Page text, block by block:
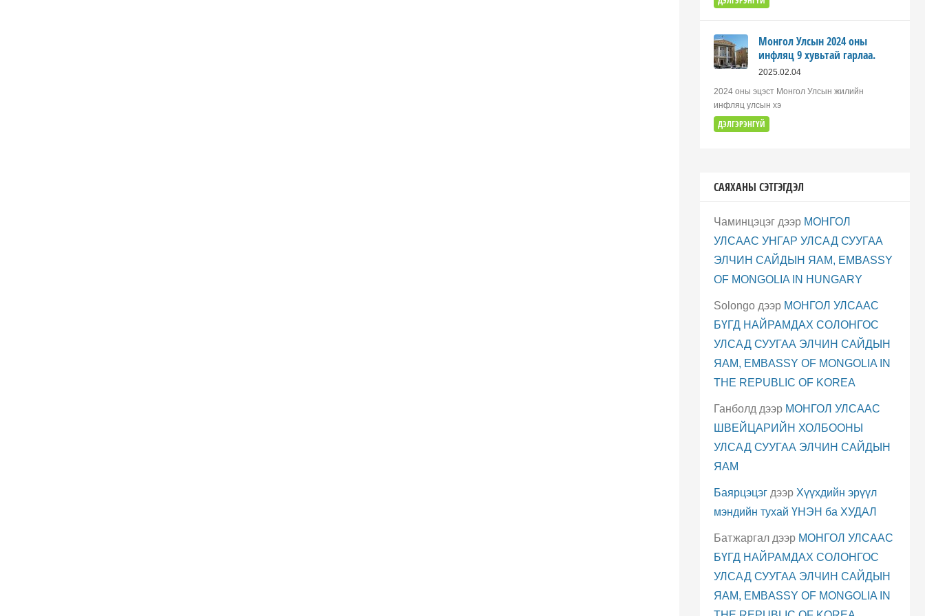
Монгол Улсын 2024 оны
инфляц 9 хувьтай гарлаа.
2025.02.04
2024 оны эцэст Монгол Улсын жилийн
инфляц улсын хэ
ДЭЛГЭРЭНГҮЙ
САЯХАНЫ СЭТГЭГДЭЛ
Чаминцэцэгдээр МОНГОЛ
УЛСААС УНГАР УЛСАД СУУГАА
ЭЛЧИН САЙДЫН ЯАМ, EMBASSY
OF MONGOLIA IN HUNGARY
Solongoдээр МОНГОЛ УЛСААС
БҮГД НАЙРАМДАХ СОЛОНГОС
УЛСАД СУУГАА ЭЛЧИН САЙДЫН
ЯАМ, EMBASSY OF MONGOLIA IN
THE REPUBLIC OF KOREA
Ганболд дээр МОНГОЛ УЛСААС
ШВЕЙЦАРИЙН ХОЛБООНЫ
УЛСАД СУУГАА ЭЛЧИН САЙДЫН
ЯАМ
Баярцэцэгдээр Хүүхдийн эрүүл
мэндийн тухай ҮНЭН ба ХУДАЛ
Батжаргалдээр МОНГОЛ УЛСААС
БҮГД НАЙРАМДАХ СОЛОНГОС
УЛСАД СУУГАА ЭЛЧИН САЙДЫН
ЯАМ, EMBASSY OF MONGOLIA IN